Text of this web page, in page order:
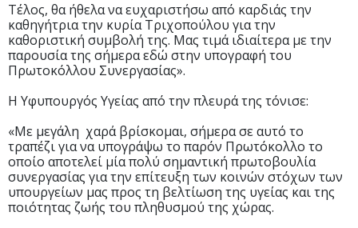
Τέλος, θα ήθελα να ευχαριστήσω από καρδιάς την
καθηγήτρια την κυρία Τριχοπούλου για την
καθοριστική συμβολή της. Μας τιμά ιδιαίτερα με την
παρουσία της σήμερα εδώ στην υπογραφή του
Πρωτοκόλλου Συνεργασίας».
Η Υφυπουργός Υγείας από την πλευρά της τόνισε:
«Με μεγάλη χαρά βρίσκομαι, σήμερα σε αυτό το
τραπέζι για να υπογράψω το παρόν Πρωτόκολλο το
οποίο αποτελεί μία πολύ σημαντική πρωτοβουλία
συνεργασίας για την επίτευξη των κοινών στόχων των
υπουργείων μας προς τη βελτίωση της υγείας και της
ποιότητας ζωής του πληθυσμού της χώρας.